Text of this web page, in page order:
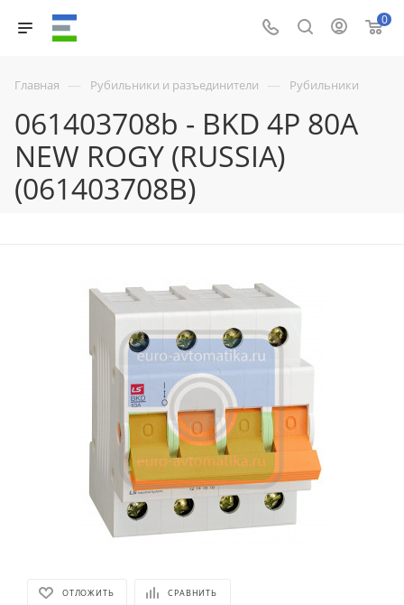
0
Главная — Рубильники и разъединители — Рубильники
061403708b - BKD 4P 80A
NEW ROGY (RUSSIA)
(061403708B)
ОТЛОЖИТЬ СРАВНИТЬ